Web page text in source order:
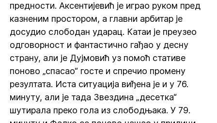
предности. Аксентијевић је играо руком пред
казненим простором, а главни арбитар је
досудио слободан ударац. Катаи је преузео
одговорност и фантастично гађао у десну
страну, али је Дујмовић уз помоћ стативе
поново „спасао“ госте и спречио промену
резултата. Иста ситуација виђена је и у 76.
минуту, али је тада Звездина „десетка“
шутирала преко гола из слободњака. У 79.